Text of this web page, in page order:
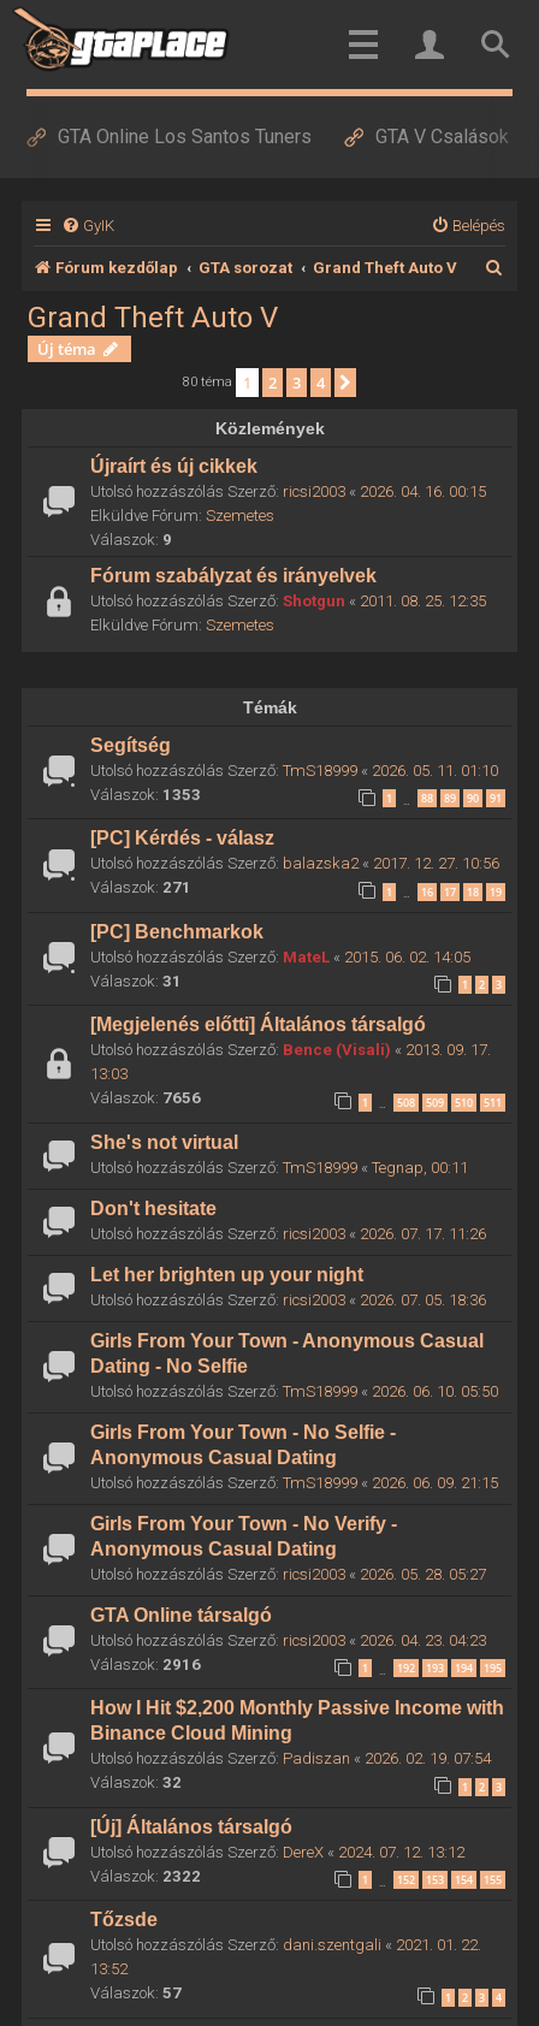
GTA Online Los Santos Tuners GTA V Csalások
GyIK Belépés
Fórum kezdőlap GTA sorozat Grand Theft Auto V
Grand Theft Auto V
Új téma
80 téma 1 2 3 4
Közlemények
Újraírt és új cikkek
Utolsó hozzászólás Szerző: ricsi2003« 2026. 04. 16. 00:15
Elküldve Fórum: Szemetes
Válaszok: 9
Fórum szabályzat és irányelvek
Utolsó hozzászólás Szerző: Shotgun « 2011. 08. 25. 12:35
Elküldve Fórum: Szemetes
Témák
Segítség
Utolsó hozzászólás Szerző: TmS18999« 2026. 05. 11. 01:10
Válaszok: 1353 1 88 89 90 91
[PC] Kérdés - válasz
Utolsó hozzászólás Szerző: balazska2« 2017. 12. 27. 10:56
Válaszok: 271 1 … 16 17 18 19
[PC] Benchmarkok
Utolsó hozzászólás Szerző: MateL« 2015. 06. 02. 14:05
Válaszok: 31 1 2 3
[Megjelenés előtti] Általános társalgó
Utolsó hozzászólás Szerző: Bence (Visali) « 2013. 09. 17.
13:03
Válaszok: 7656 1 … 508 509 510 511
She's not virtual
Utolsó hozzászólás Szerző: TmS18999« Tegnap, 00:11
Don't hesitate
Utolsó hozzászólás Szerző: ricsi2003« 2026. 07. 17. 11:26
Let her brighten up your night
Utolsó hozzászólás Szerző: ricsi2003« 2026. 07. 05. 18:36
Girls From Your Town - Anonymous Casual
Dating - No Selfie
Utolsó hozzászólás Szerző: TmS18999« 2026. 06. 10. 05:50
Girls From Your Town - No Selfie -
Anonymous Casual Dating
Utolsó hozzászólás Szerző: TmS18999« 2026. 06. 09. 21:15
Girls From Your Town - No Verify -
Anonymous Casual Dating
Utolsó hozzászólás Szerző: ricsi2003« 2026. 05. 28. 05:27
GTA Online társalgó
Utolsó hozzászólás Szerző: ricsi2003« 2026. 04. 23. 04:23
Válaszok: 2916 1 192 193 194 195
How I Hit $2,200 Monthly Passive Income with
Binance Cloud Mining
Utolsó hozzászólás Szerző: Padiszan « 2026. 02. 19. 07:54
Válaszok: 32 1 2 3
[Új] Általános társalgó
Utolsó hozzászólás Szerző: DereX« 2024. 07. 12. 13:12
Válaszok: 2322 1 152 153 154 155
Tőzsde
Utolsó hozzászólás Szerző: dani.szentgali « 2021. 01. 22.
13:52
Válaszok: 57 1 2 3 4